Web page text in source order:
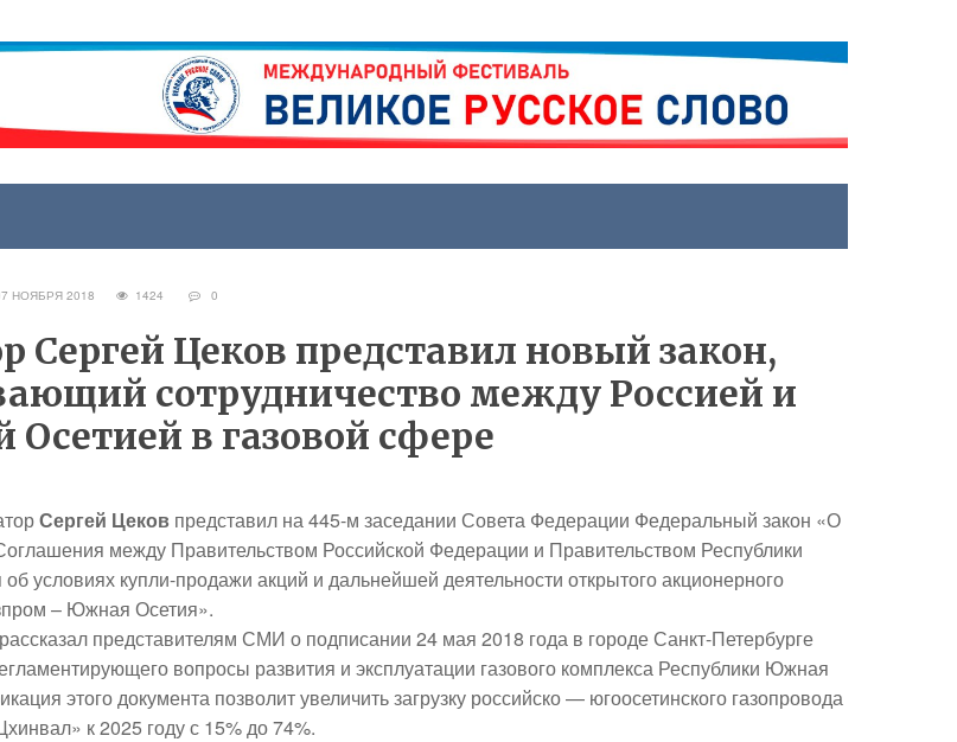
НОЯБРЯ 2018 1424 0
Сергей Цеков представил новый закон,
сотрудничество между Россией и
в газовой сфере
Сергей Цеков представил на 445-м заседании Совета Федерации Федеральный закон «О
между Правительством Российской Федерации и Правительством Республики
условиях купли-продажи акций и дальнейшей деятельности открытого акционерного
– Южная Осетия».
представителям СМИ о подписании 24 мая 2018 года в городе Санкт-Петербурге
вопросы развития и эксплуатации газового комплекса Республики Южная
этого документа позволит увеличить загрузку российско — югоосетинского газопровода
к 2025 году с 15% до 74%.